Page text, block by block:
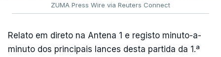
ZUMA Press Wire via Reuters Connect
Relato em direto na Antena 1 e registo minuto-a-
minuto dos principais lances desta partida da 1.ª